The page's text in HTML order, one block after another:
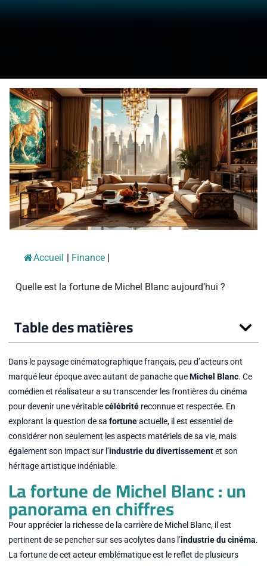
Accueil | Finance |
Quelle est la fortune de Michel Blanc aujourd’hui ?
Table des matières
Dans le paysage cinématographique français, peu d’acteurs ont
marqué leur époque avec autant de panache queMichel Blanc. Ce
comédien et réalisateur a su transcender les frontières du cinéma
pour devenir une véritablecélébritéreconnue et respectée. En
explorant la question de sa fortuneactuelle, il est essentiel de
considérer non seulement les aspects matériels de sa vie, mais
également son impact sur l’industrie du divertissementet son
héritage artistique indéniable.
La fortune de Michel Blanc : un
panorama en chiffres
Pour apprécier la richesse de la carrière de Michel Blanc, il est
pertinent de se pencher sur ses acolytes dans l’industrie du cinéma.
La fortune de cet acteur emblématique est le reflet de plusieurs